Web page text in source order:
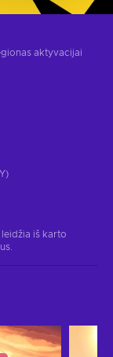
aktyvacijai
iš karto